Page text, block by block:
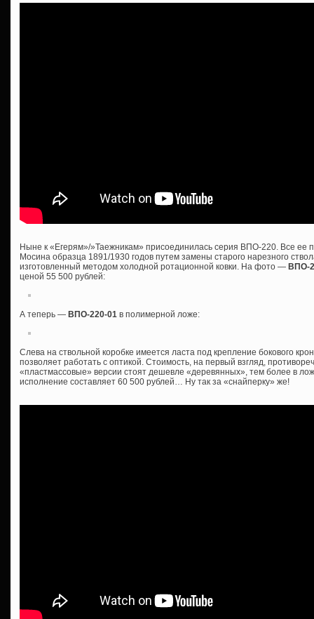
Ныне к «Егерям»/»Таежникам» присоединилась серия ВПО-220. Все ее
Мосина образца 1891/1930 годов путем замены старого нарезного
изготовленный методом холодной ротационной ковки. На фото — ВПО-
ценой 55 500 рублей:
А теперь — ВПО-220-01 в полимерной ложе:
Слева на ствольной коробке имеется ласта под крепление бокового
позволяет работать с оптикой. Стоимость, на первый взгляд,
«пластмассовые» версии стоят дешевле «деревянных», тем более в
исполнение составляет 60 500 рублей… Ну так за «снайперку» же!